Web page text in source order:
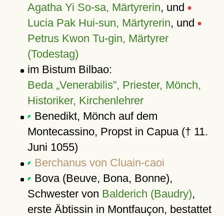
Agatha Yi So-sa, Märtyrerin, und
Lucia Pak Hui-sun, Märtyrerin, und
Petrus Kwon Tu-gin, Märtyrer
(Todestag)
im Bistum Bilbao:
Beda „Venerabilis”, Priester, Mönch,
Historiker, Kirchenlehrer
Benedikt, Mönch auf dem
Montecassino, Propst in Capua († 11.
Juni 1055)
Berchanus von Cluain-caoi
Bova (Beuve, Bona, Bonne),
Schwester von Balderich (Baudry),
erste Äbtissin in Montfauçon, bestattet